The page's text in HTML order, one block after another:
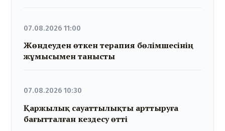
07.08.2026 11:00
Жөндеуден өткен терапия бөлімшесінің
жұмысымен танысты
07.08.2026 10:30
Қаржылық сауаттылықты арттыруға
бағытталған кездесу өтті